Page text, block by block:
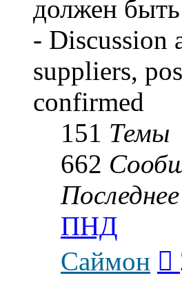
должен
- Discussion
suppliers,
confirmed
151 Темы
662
ПНД
Саймон